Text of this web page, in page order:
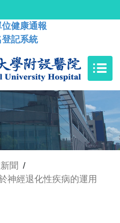
位健康通報
登記系統
聞 /
神經退化性疾病的運用